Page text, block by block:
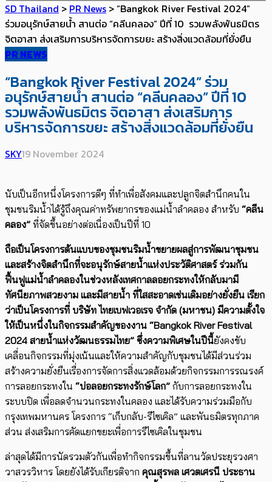
SD Thailand > PR News >“Bangkok River Festival 2024”
ร่วมอนุรักษ์สายน้ำ สานต่อ “คลีนคลอง” ปีที่ 10 รวมพลังพันธมิตร
จิตอาสา ส่งเสริมการบริหารจัดการขยะ สร้างสิ่งแวดล้อมที่ยั่งยืน
PR NEWS
“Bangkok River Festival 2024” ร่วม
อนุรักษ์สายน้ำ สานต่อ “คลีนคลอง” ปีที่ 10
รวมพลังพันธมิตร จิตอาสา ส่งเสริมการ
บริหารจัดการขยะ สร้างสิ่งแวดล้อมที่ยั่งยืน
SKY19 November 2024
นับเป็นอีกหนึ่งโครงการดีๆ ที่ทำเพื่อสังคมและปลูกจิตสำนึกคนใน
ชุมชนริมน้ำได้รู้ถึงคุณค่าทรัพยากรของแม่น้ำลำคลอง สำหรับ “คลีน
คลอง” ที่จัดขึ้นอย่างต่อเนื่องเป็นปีที่ 10
ถือเป็นโครงการต้นแบบของชุมชนริมน้ำขยายผลสู่การพัฒนาชุมชน
และสร้างจิตสำนึกที่จะอนุรักษ์สายน้ำแห่งประวัติศาสตร์ ร่วมกัน
ฟื้นฟูแม่น้ำลำคลองในช่วงหลังเทศกาลลอยกระทงให้กลับมามี
ทัศนียภาพสวยงาม และมีสายน้ำ ที่ใสสะอาดเช่นเดิมอย่างยั่งยืน เรียก
ว่าเป็นโครงการที่ บริษัท ไทยเบฟเวอเรจ จำกัด (มหาชน) มีความตั้งใจ
ให้เป็นหนึ่งในกิจกรรมสำคัญของงาน “Bangkok River Festival
2024 สายน้ำแห่งวัฒนธรรมไทย” ซึ่งความพิเศษในปีนี้ยังคงขับ
เคลื่อนกิจกรรมที่มุ่งเน้นและให้ความสำคัญกับชุมชนได้มีส่วนร่วม
สร้างความยั่งยืนเรื่องการจัดการสิ่งแวดล้อมด้วยกิจกรรมการรณรงค์
การลอยกระทงใน “บ่อลอยกระทงรักษ์โลก” กับการลอยกระทงใน
ระบบปิด เพื่อลดจำนวนกระทงในคลอง และได้รับความร่วมมือกับ
กรุงเทพมหานคร โครงการ “เก็บกลับ-รีไซเคิล” และพันธมิตรทุกภาค
ส่วน ส่งเสริมการคัดแยกขยะเพื่อการรีไซเคิลในชุมชน
ล่าสุดได้มีการนัดรวมตัวกันเพื่อทำกิจกรรมขึ้นที่ลานวัดประยุรวงศา
วาสวรวิหาร โดยยังได้รับเกียรติจาก คุณสุรพล เศวตเศรนี ประธาน